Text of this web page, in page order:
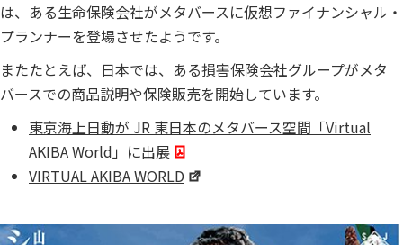
は、ある生命保険会社がメタバースに仮想ファイナンシャル・
プランナーを登場させたようです。
またたとえば、日本では、ある損害保険会社グループがメタ
バースでの商品説明や保険販売を開始しています。
東京海上日動が JR 東日本のメタバース空間「Virtual
AKIBA World」に出展
VIRTUAL AKIBA WORLD